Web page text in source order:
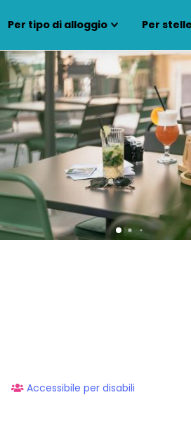
Per tipo di alloggio Per stelle
Accessibile per disabili